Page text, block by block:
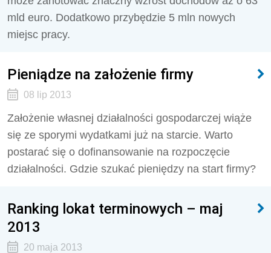
mld euro. Dodatkowo przybędzie 5 mln nowych
miejsc pracy.
Pieniądze na założenie firmy
08 lip 2013
Założenie własnej działalności gospodarczej wiąże
się ze sporymi wydatkami już na starcie. Warto
postarać się o dofinansowanie na rozpoczęcie
działalności. Gdzie szukać pieniędzy na start firmy?
Ranking lokat terminowych – maj
2013
20 maja 2013